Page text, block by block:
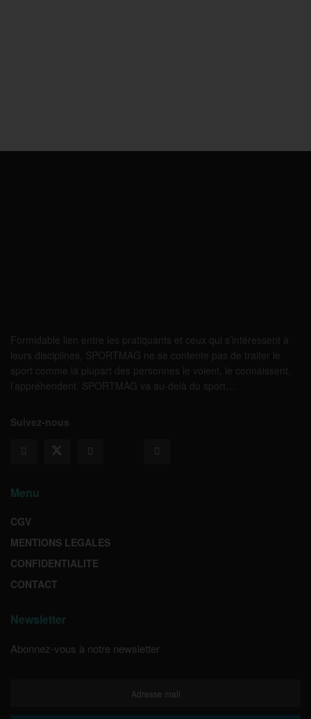
Formidable lien entre les pratiquants et ceux qui s’intéressent à
leurs disciplines, SPORTMAG ne se contente pas de traiter le
sport comme la plupart des personnes le voient, le connaissent,
l’appréhendent. SPORTMAG va au-delà du sport…
Suivez-nous
Menu
CGV
MENTIONS LEGALES
CONFIDENTIALITE
CONTACT
Newsletter
Abonnez-vous à notre newsletter